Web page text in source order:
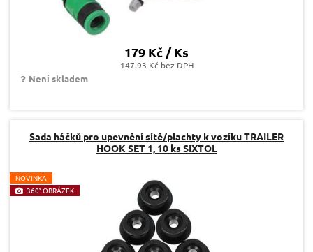
179 Kč / Ks
147.93 Kč bez DPH
Není skladem
Sada háčků pro upevnění sítě/plachty k vozíku TRAILER
HOOK SET 1, 10 ks SIXTOL
NOVINKA
360° OBRÁZEK